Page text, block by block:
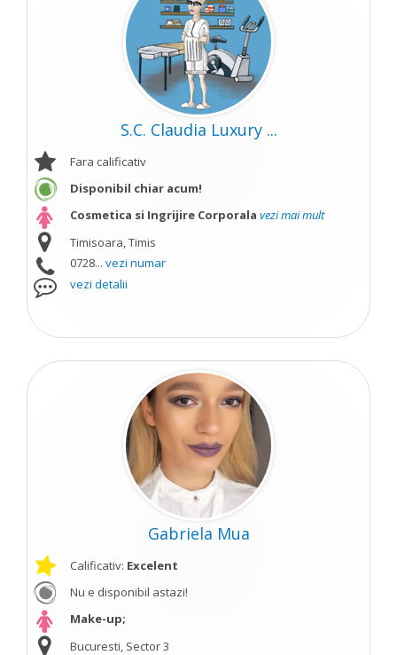
S.C. Claudia Luxury ...
Fara calificativ
Disponibil chiar acum!
Cosmetica si Ingrijire Corporala vezi mai mult
Timisoara, Timis
0728... vezi numar
vezi detalii
Gabriela Mua
Calificativ: Excelent
Nu e disponibil astazi!
Make-up;
Bucuresti, Sector 3